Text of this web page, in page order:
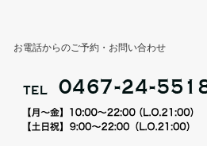
お電話からのご予約・お問い合わせ